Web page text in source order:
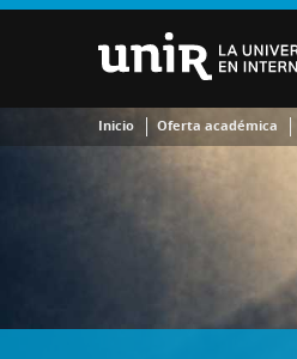
Inicio Oferta académica